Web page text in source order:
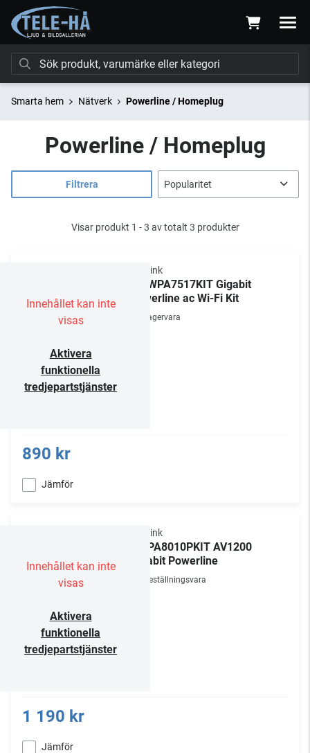
Smarta hem Nätverk Powerline / Homeplug
Powerline / Homeplug
Filtrera
Visar produkt 1 - 3 av totalt 3 produkter
Innehållet kan inte
visas
Aktivera
funktionella
tredjepartstjänster
TP-Link
TL-WPA7517KIT Gigabit
Powerline ac Wi-Fi Kit
Lagervara
890 kr
Jämför
Innehållet kan inte
visas
Aktivera
funktionella
tredjepartstjänster
TP-Link
TL-PA8010PKIT AV1200
Gigabit Powerline
Beställningsvara
1 190 kr
Jämför